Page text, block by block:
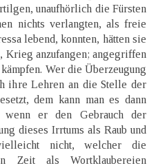
unaufhörlich die Fürsten
nichts verlangten, als freie
lebend, konnten, hätten sie
Krieg anzufangen; angegriffen
Wer die Überzeugung
ihre Lehren an die Stelle der
dem kann man es dann
er den Gebrauch der
dieses Irrtums als Raub und
nicht, welcher die
Zeit als Wortklaubereien